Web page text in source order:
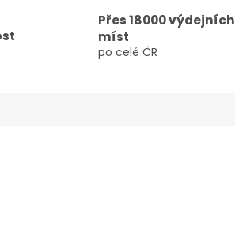
Přes 18000 výdejních
míst
po celé ČR